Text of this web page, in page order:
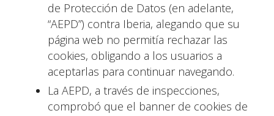
de Protección de Datos (en adelante,
“AEPD”) contra Iberia, alegando que su
página web no permitía rechazar las
cookies, obligando a los usuarios a
aceptarlas para continuar navegando.
La AEPD, a través de inspecciones,
comprobó que el banner de cookies de